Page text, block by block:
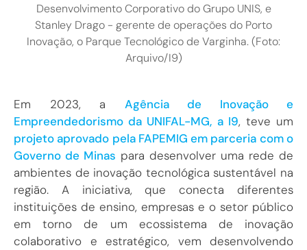
Desenvolvimento Corporativo do Grupo UNIS, e
Stanley Drago - gerente de operações do Porto
Inovação, o Parque Tecnológico de Varginha. (Foto:
Arquivo/I9)
Em 2023, a Agência de Inovação e
Empreendedorismo da UNIFAL-MG, a I9, teve um
projeto aprovado pela FAPEMIG em parceria com o
Governo de Minas para desenvolver uma rede de
ambientes de inovação tecnológica sustentável na
região. A iniciativa, que conecta diferentes
instituições de ensino, empresas e o setor público
em torno de um ecossistema de inovação
colaborativo e estratégico, vem desenvolvendo